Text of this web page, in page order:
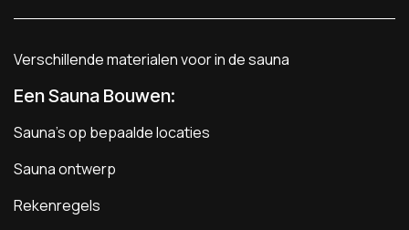
Verschillende materialen voor in de sauna
Een Sauna Bouwen:
Sauna's op bepaalde locaties
Sauna ontwerp
Rekenregels